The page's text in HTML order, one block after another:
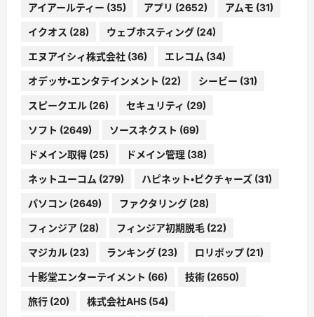
アイアールティー (35) アプリ (2652) アムモ (31)
イクオス (28) ウェブホスティング (24)
エヌアイシィ株式会社 (36) エレコム (34)
オデッサ・エンタテインメント (22) シービー (31)
スピークエル (26) セキュリティ (29)
ソフト (2649) ソースネクスト (69)
ドメイン取得 (25) ドメイン管理 (38)
ネットユーコム (279) ハピネット・ピクチャーズ (31)
パソコン (2649) ファクタリング (28)
フィンジア (28) フィンジア初期脱毛 (22)
マジカル (23) ランキング (23) ロリポップ (21)
十影堂エンターテイメント (66) 技術 (2650)
旅行 (20) 株式会社AHS (54)